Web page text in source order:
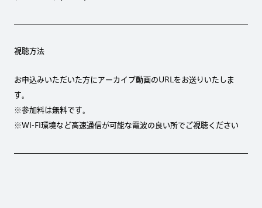
視聴方法
お申込みいただいた方にアーカイブ動画のURLをお送りいたしま
す。
※参加料は無料です。
※Wi-Fi環境など高速通信が可能な電波の良い所でご視聴ください